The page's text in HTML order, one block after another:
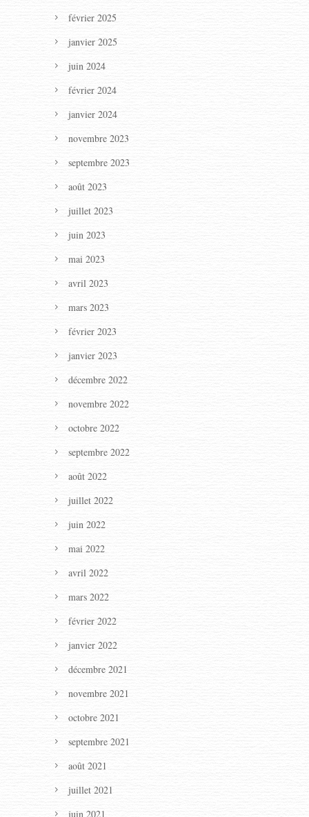
février 2025
janvier 2025
juin 2024
février 2024
janvier 2024
novembre 2023
septembre 2023
août 2023
juillet 2023
juin 2023
mai 2023
avril 2023
mars 2023
février 2023
janvier 2023
décembre 2022
novembre 2022
octobre 2022
septembre 2022
août 2022
juillet 2022
juin 2022
mai 2022
avril 2022
mars 2022
février 2022
janvier 2022
décembre 2021
novembre 2021
octobre 2021
septembre 2021
août 2021
juillet 2021
juin 2021